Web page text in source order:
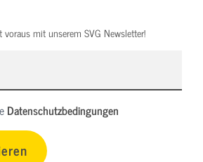
voraus mit unserem SVG Newsletter!
Datenschutzbedingungen